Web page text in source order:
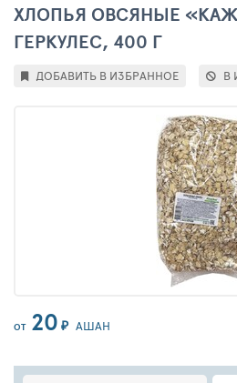
ХЛОПЬЯ ОВСЯНЫЕ
ГЕРКУЛЕС, 400 Г
ОТ 20 ₽ АШАН
ДОБАВИТЬ В ИЗБРАННОЕ В